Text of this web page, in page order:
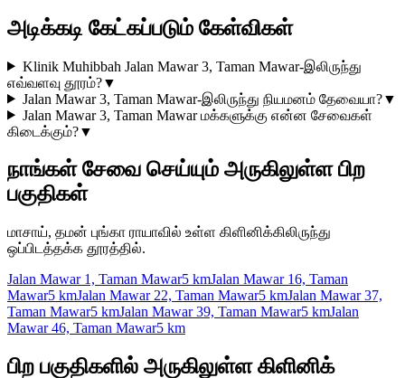
அடிக்கடி கேட்கப்படும் கேள்விகள்
Klinik Muhibbah Jalan Mawar 3, Taman Mawar-இலிருந்து
எவ்வளவு தூரம்?▼
Jalan Mawar 3, Taman Mawar-இலிருந்து நியமனம் தேவையா?▼
Jalan Mawar 3, Taman Mawar மக்களுக்கு என்ன சேவைகள்
கிடைக்கும்?▼
நாங்கள் சேவை செய்யும் அருகிலுள்ள பிற
பகுதிகள்
மாசாய், தமன் புங்கா ராயாவில் உள்ள கிளினிக்கிலிருந்து
ஒப்பிடத்தக்க தூரத்தில்.
Jalan Mawar 1, Taman Mawar5 kmJalan Mawar 16, Taman
Mawar5 kmJalan Mawar 22, Taman Mawar5 kmJalan Mawar 37,
Taman Mawar5 kmJalan Mawar 39, Taman Mawar5 kmJalan
Mawar 46, Taman Mawar5 km
பிற பகுதிகளில் அருகிலுள்ள கிளினிக்